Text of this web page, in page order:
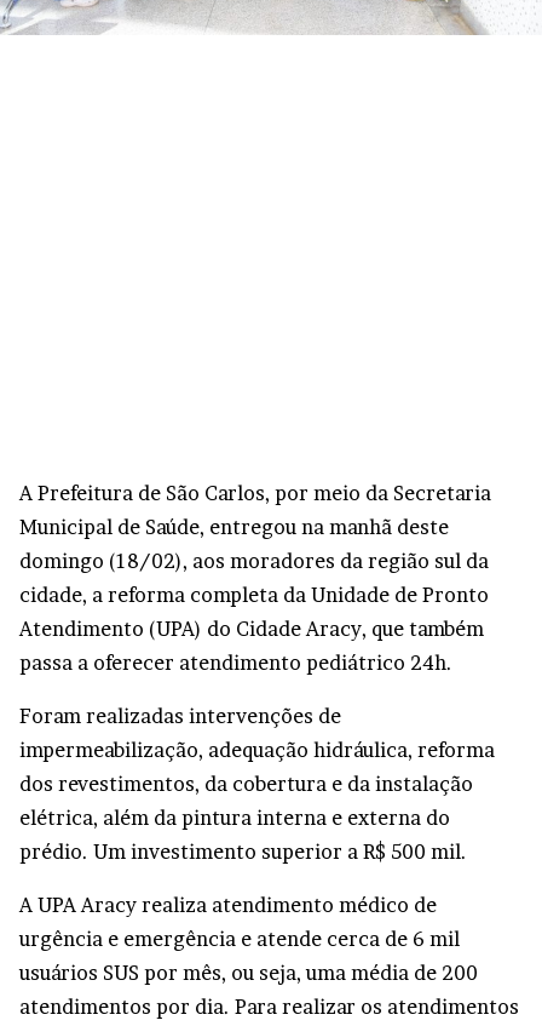
A Prefeitura de São Carlos, por meio da Secretaria
Municipal de Saúde, entregou na manhã deste
domingo (18/02), aos moradores da região sul da
cidade, a reforma completa da Unidade de Pronto
Atendimento (UPA) do Cidade Aracy, que também
passa a oferecer atendimento pediátrico 24h.
Foram realizadas intervenções de
impermeabilização, adequação hidráulica, reforma
dos revestimentos, da cobertura e da instalação
elétrica, além da pintura interna e externa do
prédio. Um investimento superior a R$ 500 mil.
A UPA Aracy realiza atendimento médico de
urgência e emergência e atende cerca de 6 mil
usuários SUS por mês, ou seja, uma média de 200
atendimentos por dia. Para realizar os atendimentos